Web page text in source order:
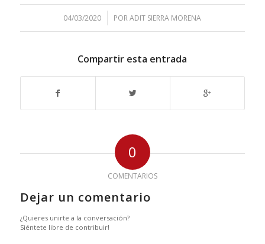
04/03/2020
/ PORADIT SIERRA MORENA
Compartir esta entrada
0
COMENTARIOS
Dejar un comentario
¿Quieres unirte a la conversación?
Siéntete libre de contribuir!